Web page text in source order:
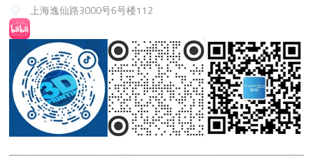
上海逸仙路3000号6号楼112